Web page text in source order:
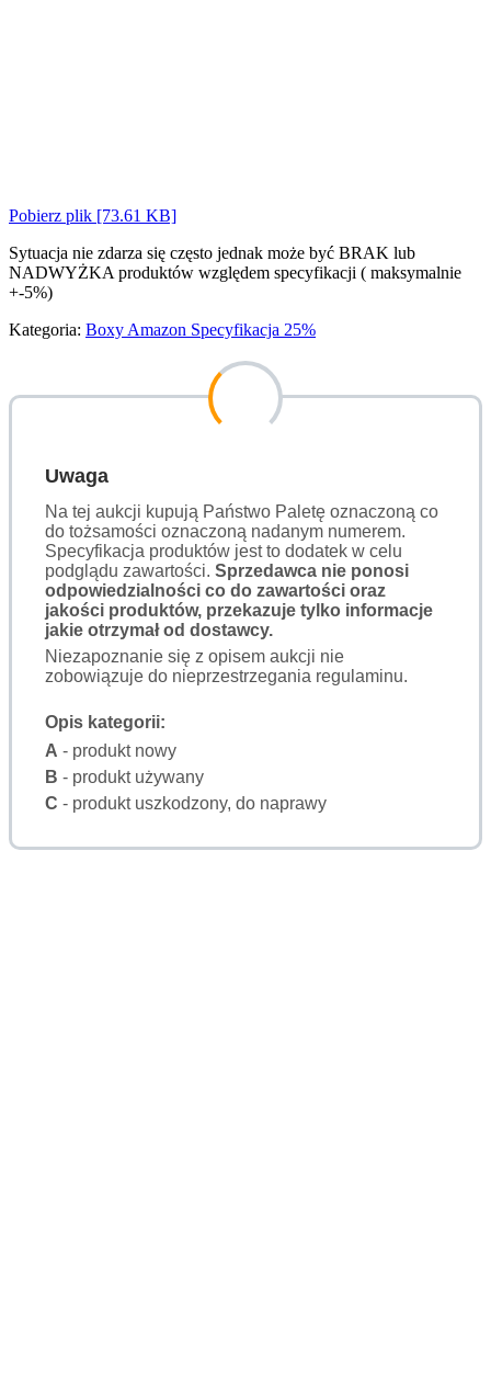
Pobierz plik [73.61 KB]
Sytuacja nie zdarza się często jednak może być BRAK lub
NADWYŻKA produktów względem specyfikacji ( maksymalnie
+-5%)
Kategoria: Boxy Amazon Specyfikacja 25%
Uwaga
Na tej aukcji kupują Państwo Paletę oznaczoną co
do tożsamości oznaczoną nadanym numerem.
Specyfikacja produktów jest to dodatek w celu
podglądu zawartości. Sprzedawca nie ponosi
odpowiedzialności co do zawartości oraz
jakości produktów, przekazuje tylko informacje
jakie otrzymał od dostawcy.
Niezapoznanie się z opisem aukcji nie
zobowiązuje do nieprzestrzegania regulaminu.
Opis kategorii:
A - produkt nowy
B - produkt używany
C - produkt uszkodzony, do naprawy